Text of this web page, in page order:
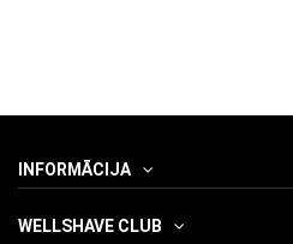
INFORMĀCIJA
WELLSHAVE CLUB